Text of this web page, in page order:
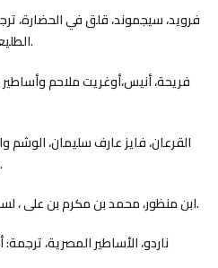
فرويد، سيجموند، قلق في الحضارة،
الطليعة للطّباعة والنّشر، بيروت، 1979م.
فريحة، أنيس،أوغريت ملاحم وأساطير
القرعان، فايز عارف سليمان،
ماجستير، جامعة اليرموك 1984م.
ابن منظور، محمد بن مكرم بن على ، لسان العرب، دار صادر، بيروت، 1955م.
ناردو، الأساطير المصرية،